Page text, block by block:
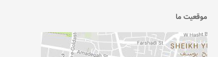
موقعیت ما